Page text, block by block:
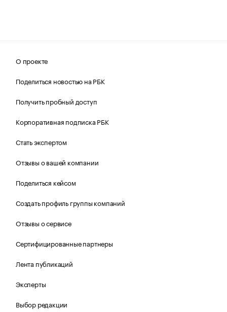
О проекте
Поделиться новостью на РБК
Получить пробный доступ
Корпоративная подписка РБК
Стать экспертом
Отзывы о вашей компании
Поделиться кейсом
Создать профиль группы компаний
Отзывы о сервисе
Сертифицированные партнеры
Лента публикаций
Эксперты
Выбор редакции